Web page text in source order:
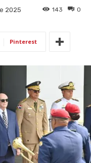
2025 0
143
Pinterest